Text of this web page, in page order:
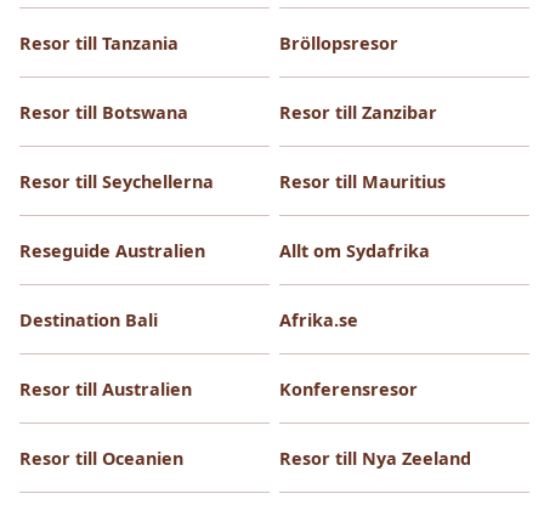
Resor till Tanzania Bröllopsresor
Resor till Botswana Resor till Zanzibar
Resor till Seychellerna Resor till Mauritius
Reseguide Australien Allt om Sydafrika
Destination Bali Afrika.se
Resor till Australien Konferensresor
Resor till Oceanien Resor till Nya Zeeland